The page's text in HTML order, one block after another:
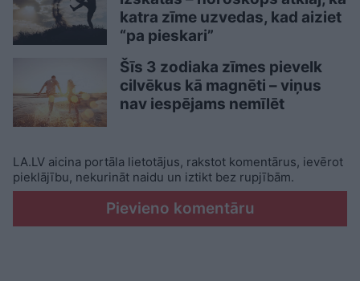
katra zīme uzvedas, kad aiziet
“pa pieskari”
Šīs 3 zodiaka zīmes pievelk
cilvēkus kā magnēti – viņus
nav iespējams nemīlēt
LA.LV aicina portāla lietotājus, rakstot komentārus, ievērot
pieklājību, nekurināt naidu un iztikt bez rupjībām.
Pievieno komentāru